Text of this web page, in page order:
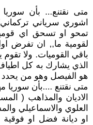
متى نقتنع... بأن
اشوري سرياني
تمحو او تسحق اي
لقومية ما,, ان تفرض
باقي القوميات. ولا
الذي يشارك به كل
هو الفيصل وهو من يحدد
متى نقتنع ....بأن سوريا
الاديان والمذاهب (
العلوي والاسماعيلي
او ديانة فضل او